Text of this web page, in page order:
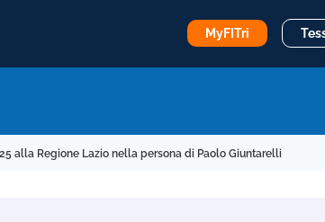
MyFITri
alla Regione Lazio nella persona di Paolo Giuntarelli